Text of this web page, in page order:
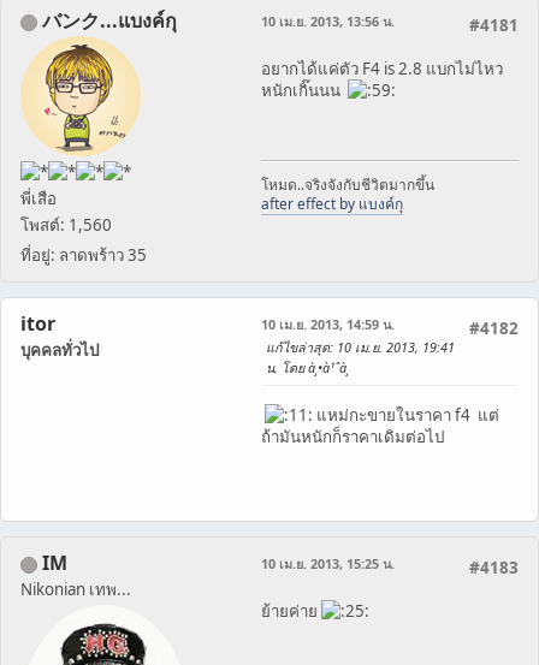
バンク...แบงค์กุ
พี่เสือ
โพสต์: 1,560
ที่อยู่: ลาดพร้าว 35
#4181
10 เม.ย. 2013, 13:56 น.
อยากได้แค่ตัว F4 is 2.8 แบกไม่ไหว
หนักเกิ๊นนน
โหมด..จริงจังกับชีวิตมากขึ้น
after effect by แบงค์กุ
itor
บุคคลทั่วไป
#4182
10 เม.ย. 2013, 14:59 น.
แก้ไขล่าสุด: 10 เม.ย. 2013, 19:41
น. โดย à¸•à¹ˆà¸­
แหม่กะขายในราคา f4 แต่
ถ้ามันหนักก็ราคาเดิมต่อไป
IM
Nikonian เทพ...
#4183
10 เม.ย. 2013, 15:25 น.
ย้ายค่าย